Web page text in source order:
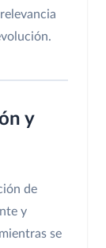
y
de
y
se